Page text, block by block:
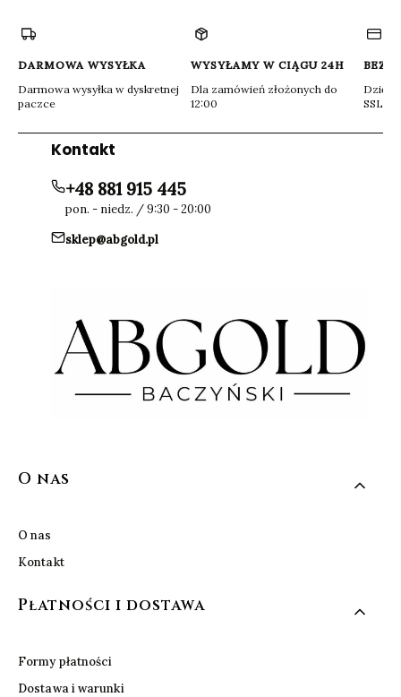
DARMOWA WYSYŁKA
Darmowa wysyłka w dyskretnej
paczce
WYSYŁAMY W CIĄGU 24H
Dla zamówień złożonych do
12:00
Dzięki
SSL
Kontakt
+48 881 915 445
pon. - niedz. / 9:30 - 20:00
sklep@abgold.pl
Linki w stopce
O nas
O nas
Kontakt
Płatności i dostawa
Formy płatności
Dostawa i warunki